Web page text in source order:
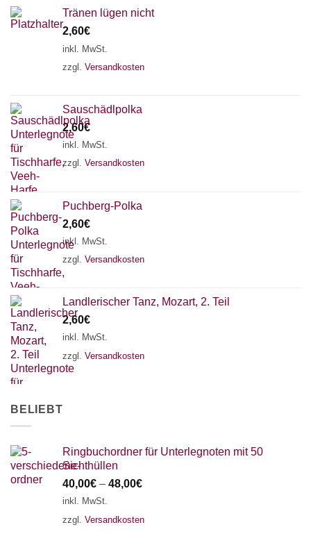
Produktseite
gewählt
Tränen lügen nicht
2,60€
inkl. MwSt.
zzgl. Versandkosten
Sauschädlpolka
2,60€
inkl. MwSt.
zzgl. Versandkosten
Puchberg-Polka
2,60€
inkl. MwSt.
zzgl. Versandkosten
Landlerischer Tanz, Mozart, 2. Teil
2,60€
inkl. MwSt.
zzgl. Versandkosten
BELIEBT
Ringbuchordner für Unterlegnoten mit 50
Sichthüllen
40,00€ – 48,00€
inkl. MwSt.
zzgl. Versandkosten
Chat Support
18 SAITEN 21 SAITEN